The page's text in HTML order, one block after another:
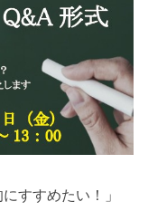
すすめたい！」